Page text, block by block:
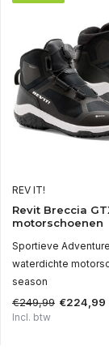
REV IT!
Revit Breccia
motorschoenen
Sportieve Adventure
waterdichte
season
€249,99 €224,99
Incl. btw